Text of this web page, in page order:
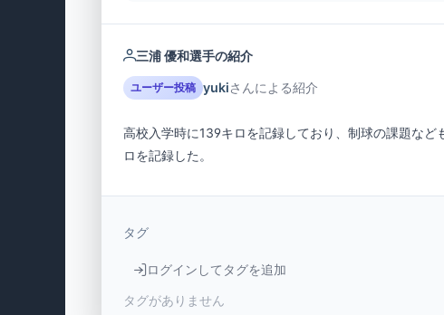
三浦 優和選手の紹介
ユーザー投稿 yukiさんによる紹介
高校入学時に139キロを記録しており、制球の課題な
ロを記録した。
タグ
ログインしてタグを追加
タグがありません